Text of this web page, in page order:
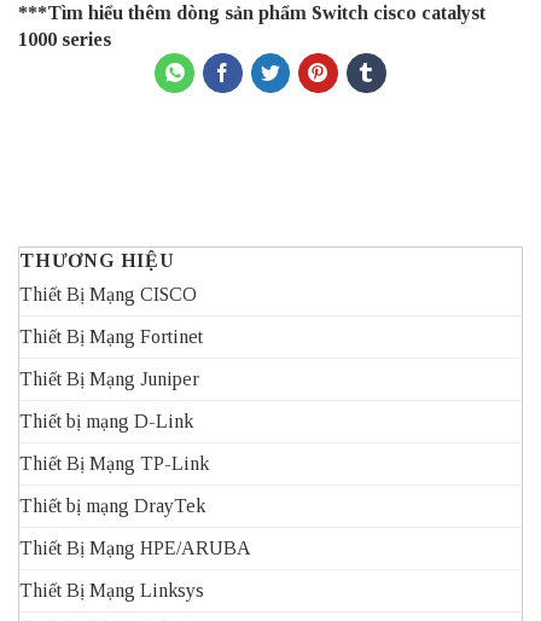
***Tìm hiểu thêm dòng sản phẩm Switch cisco catalyst
1000 series
THƯƠNG HIỆU
Thiết Bị Mạng CISCO
Thiết Bị Mạng Fortinet
Thiết Bị Mạng Juniper
Thiết bị mạng D-Link
Thiết Bị Mạng TP-Link
Thiết bị mạng DrayTek
Thiết Bị Mạng HPE/ARUBA
Thiết Bị Mạng Linksys